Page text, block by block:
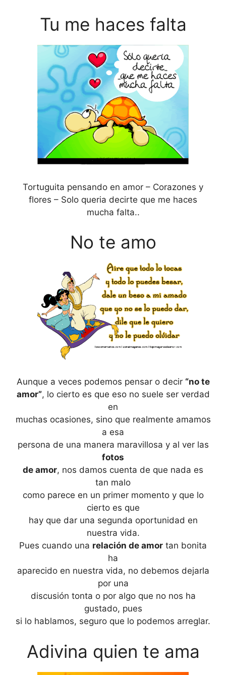
Tu me haces falta
Tortuguita pensando en amor – Corazones y
flores – Solo queria decirte que me haces
mucha falta..
No te amo
Aunque a veces podemos pensar o decir “no te
amor”, lo cierto es que eso no suele ser verdad
en
muchas ocasiones, sino que realmente amamos
a esa
persona de una manera maravillosa y al ver las
fotos
de amor, nos damos cuenta de que nada es
tan malo
como parece en un primer momento y que lo
cierto es que
hay que dar una segunda oportunidad en
nuestra vida.
Pues cuando una relación de amor tan bonita
ha
aparecido en nuestra vida, no debemos dejarla
por una
discusión tonta o por algo que no nos ha
gustado, pues
si lo hablamos, seguro que lo podemos arreglar.
Adivina quien te ama